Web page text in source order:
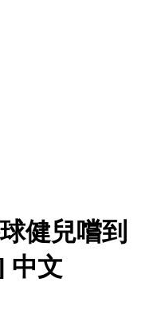
健兒嚐到
中文